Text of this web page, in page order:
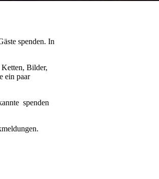
spenden. In
Ketten, Bilder,
ein paar
spenden